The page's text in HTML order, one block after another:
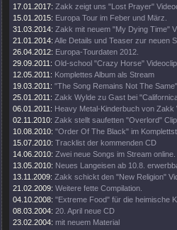
17.01.2017: Zakk zeigt uns "Lost Prayer"
15.01.2015: Europa Tour im Feber und März.
31.03.2014: Zakk mit neuem "My Dying Time"
21.01.2014: Alle Details und Teaser zur neuen
26.04.2012: Europa-Tourdaten 2012.
29.09.2011: Old-school "Crazy Horse"
12.05.2011: Komplettes Album als Stream
19.03.2011: "The Song Remains Not The
25.01.2011: Zakk Wylde zu Gast bei
06.01.2011: Heavy Metal-Kinderbuch von Zakk
02.11.2010: Zakk stellt saufetten "Overlord"
10.08.2010: "Order Of The Black" im
15.07.2010: Tracklist der kommenden CD
14.06.2010: Zwei neue Songs im Stream online.
13.05.2010: Neues Langeisen ab 10.8.
13.11.2009: Zakk schickt den "New Religion"
21.02.2009: Weitere fette Compilation.
04.10.2008: "Extreme Food" für die heimische
08.03.2004: 20. April neue CD
23.02.2004: mit neuem Material